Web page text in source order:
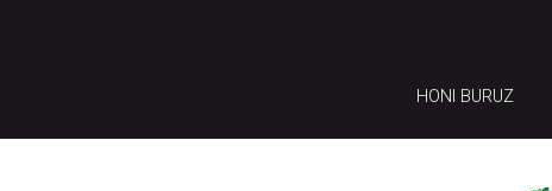
HONI BURUZ